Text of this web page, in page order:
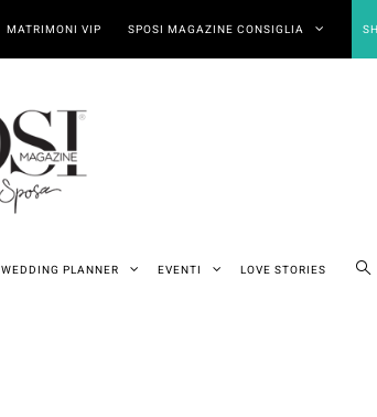
MATRIMONI VIP SPOSI MAGAZINE CONSIGLIA
WEDDING PLANNER EVENTI LOVE STORIES